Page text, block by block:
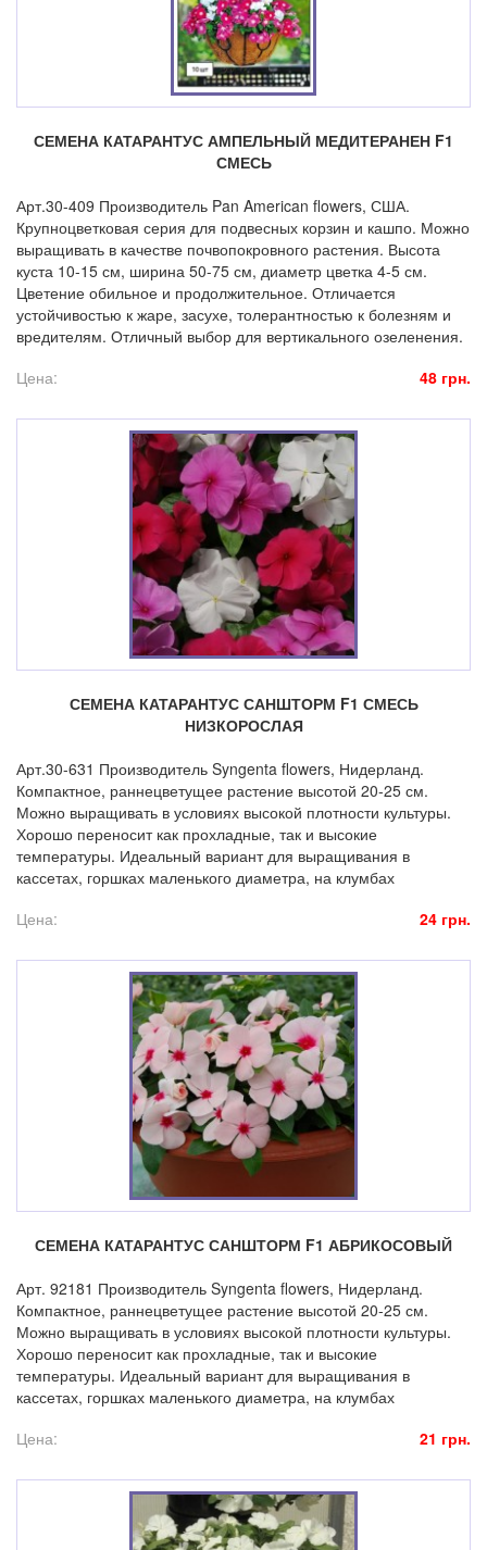
СЕМЕНА КАТАРАНТУС АМПЕЛЬНЫЙ МЕДИТЕРАНЕН F1
СМЕСЬ
Арт.30-409 Производитель Pan American flowers, США.
Крупноцветковая серия для подвесных корзин и кашпо. Можно
выращивать в качестве почвопокровного растения. Высота
куста 10-15 см, ширина 50-75 см, диаметр цветка 4-5 см.
Цветение обильное и продолжительное. Отличается
устойчивостью к жаре, засухе, толерантностью к болезням и
вредителям. Отличный выбор для вертикального озеленения.
Цена:
48 грн.
СЕМЕНА КАТАРАНТУС САНШТОРМ F1 СМЕСЬ
НИЗКОРОСЛАЯ
Арт.30-631 Производитель Syngenta flowers, Нидерланд.
Компактное, раннецветущее растение высотой 20-25 см.
Можно выращивать в условиях высокой плотности культуры.
Хорошо переносит как прохладные, так и высокие
температуры. Идеальный вариант для выращивания в
кассетах, горшках маленького диаметра, на клумбах
Цена:
24 грн.
СЕМЕНА КАТАРАНТУС САНШТОРМ F1 АБРИКОСОВЫЙ
Арт. 92181 Производитель Syngenta flowers, Нидерланд.
Компактное, раннецветущее растение высотой 20-25 см.
Можно выращивать в условиях высокой плотности культуры.
Хорошо переносит как прохладные, так и высокие
температуры. Идеальный вариант для выращивания в
кассетах, горшках маленького диаметра, на клумбах
Цена:
21 грн.